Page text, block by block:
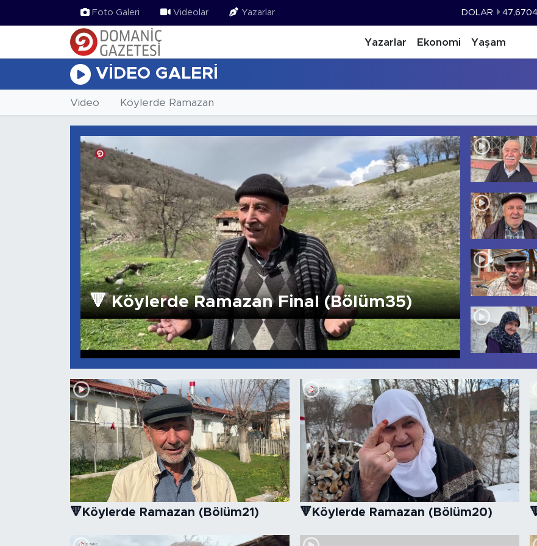
Foto Galeri Videolar Yazarlar DOLAR 47,6704
STERLİN 64,2143
Yazarlar Ekonomi Yaşam
VIDEO GALERI
Video Köylerde Ramazan
🔻 Köylerde Ramazan Final (Bölüm35)
🔻Köylerde Ramazan (Bölüm21) 🔻Köylerde Ramazan (Bölüm20)